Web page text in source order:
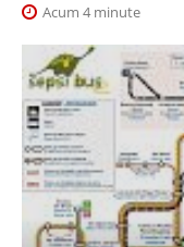
Acum 4 minute